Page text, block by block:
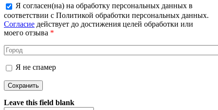
Более подробная информация о текстовых форматах
Я согласен(на) на обработку персональных данных в
соответствии с Политикой обработки персональных данных.
Согласие действует до достижения целей обработки или
моего отзыва *
Город
Я не спамер
Я спамер
Leave this field blank